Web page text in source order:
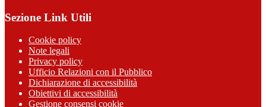
Sezione Link Utili
Cookie policy
Note legali
Privacy policy
Ufficio Relazioni con il Pubblico
Dichiarazione di accessibilità
Obiettivi di accessibilità
Gestione consensi cookie